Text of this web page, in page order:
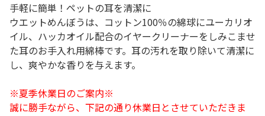
手軽に簡単！ペットの耳を清潔に
ウエットめんぼうは、コットン100％の綿球にユーカリオ
イル、ハッカオイル配合のイヤークリーナーをしみこませ
た耳のお手入れ用綿棒です。耳の汚れを取り除いて清潔に
し、爽やかな香りを与えます。
※夏季休業日のご案内※
誠に勝手ながら、下記の通り休業日とさせていただきま